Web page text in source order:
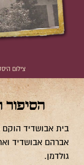
צילום
אברהם אבושדיד
גולדמן.